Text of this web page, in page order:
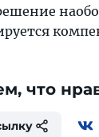
что